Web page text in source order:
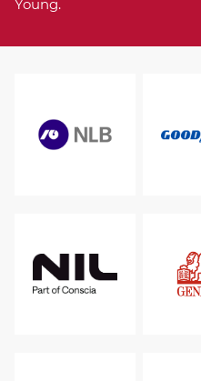
Young.